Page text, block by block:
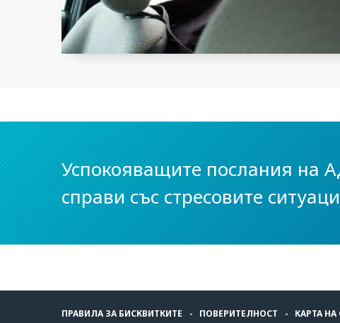
Успокояващите послания на
справи със стресовите
ПРАВИЛА ЗА БИСКВИТКИТЕ ПОВЕРИТЕЛНОСТ КАРТА НА